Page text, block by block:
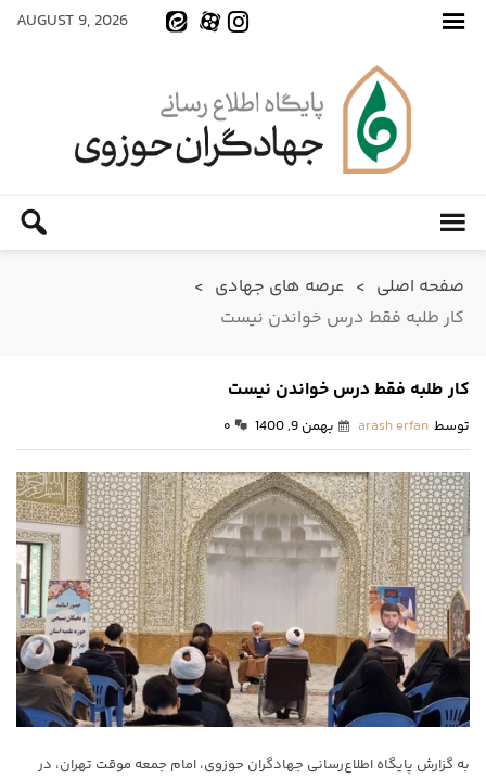
AUGUST 9, 2026
صفحه اصلی > عرصه های جهادی >
کار طلبه فقط درس خواندن نیست
کار طلبه فقط درس خواندن نیست
توسط arash erfan بهمن 9, 1400 ۰
به گزارش پایگاه اطلاع‌رسانی جهادگران حوزوی، امام‌ جمعه موقت تهران، در